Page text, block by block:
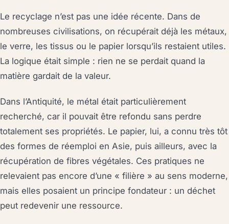
Le recyclage n’est pas une idée récente. Dans de
nombreuses civilisations, on récupérait déjà les métaux,
le verre, les tissus ou le papier lorsqu’ils restaient utiles.
La logique était simple : rien ne se perdait quand la
matière gardait de la valeur.
Dans l’Antiquité, le métal était particulièrement
recherché, car il pouvait être refondu sans perdre
totalement ses propriétés. Le papier, lui, a connu très tôt
des formes de réemploi en Asie, puis ailleurs, avec la
récupération de fibres végétales. Ces pratiques ne
relevaient pas encore d’une « filière » au sens moderne,
mais elles posaient un principe fondateur : un déchet
peut redevenir une ressource.